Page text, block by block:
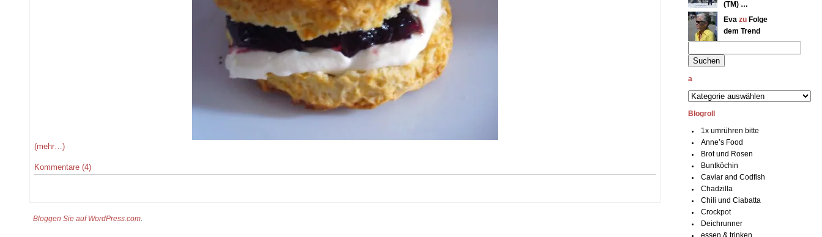
(mehr…)
Kommentare (4)
(TM) …
Eva zu Folge
dem Trend
a
Blogroll
1x umrühren bitte
Anne’s Food
Brot und Rosen
Buntköchin
Caviar and Codfish
Chadzilla
Chili und Ciabatta
Crockpot
Deichrunner
essen & trinken
Bloggen Sie auf WordPress.com.